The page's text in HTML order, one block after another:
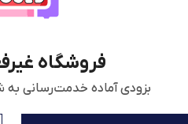
فروشگاه
بزودی آماده خدمت‌رسانی به